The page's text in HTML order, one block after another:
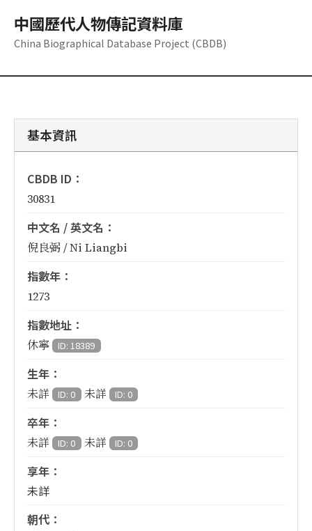
中國歷代人物傳記資料庫
China Biographical Database Project (CBDB)
基本資訊
CBDB ID：
30831
中文名 / 英文名：
倪良弼 / Ni Liangbi
指數年：
1273
指數地址：
休寧 ID: 18389
生年：
未詳 ID: 0 未詳 ID: 0
卒年：
未詳 ID: 0 未詳 ID: 0
享年：
未詳
朝代：